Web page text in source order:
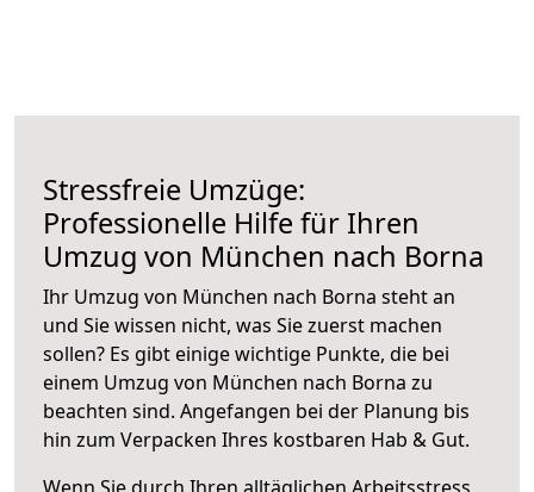
Stressfreie Umzüge:
Professionelle Hilfe für Ihren
Umzug von München nach Borna
Ihr Umzug von München nach Borna steht an
und Sie wissen nicht, was Sie zuerst machen
sollen? Es gibt einige wichtige Punkte, die bei
einem Umzug von München nach Borna zu
beachten sind. Angefangen bei der Planung bis
hin zum Verpacken Ihres kostbaren Hab & Gut.